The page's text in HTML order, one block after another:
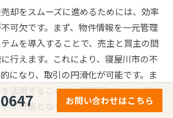
却をスムーズに進めるためには、効率
可欠です。まず、物件情報を一元管理
ムを導入することで、売主と買主の間
行えます。これにより、寝屋川市の不
になり、取引の円滑化が可能です。ま
活用することで、広範囲にわたる潜在
が可能となり、売却の機会を増やすこ
お問い合わせはこちら